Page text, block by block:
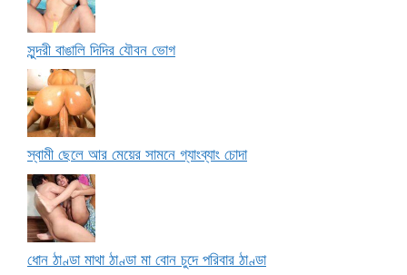
সুন্দরী বাঙালি দিদির যৌবন ভোগ
স্বামী ছেলে আর মেয়ের সামনে গ্যাংব্যাং চোদা
ধোন ঠাণ্ডা মাথা ঠাণ্ডা মা বোন চুদে পরিবার ঠাণ্ডা